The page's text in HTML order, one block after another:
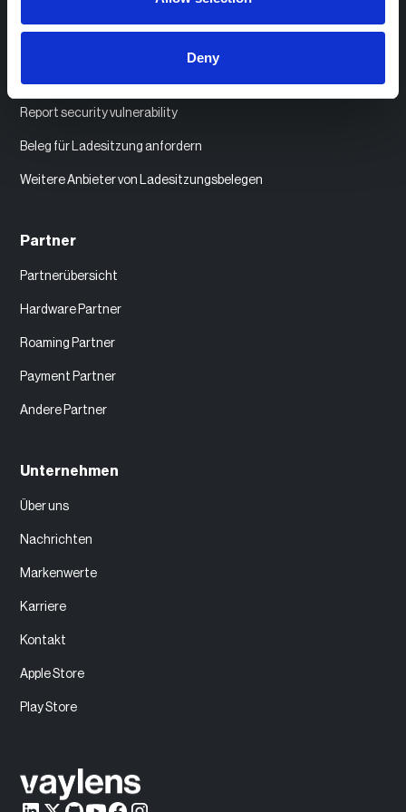
Deny
API Dokumentation
Report security vulnerability
Beleg für Ladesitzung anfordern
Weitere Anbieter von Ladesitzungsbelegen
Partner
Partnerübersicht
Hardware Partner
Roaming Partner
Payment Partner
Andere Partner
Unternehmen
Über uns
Nachrichten
Markenwerte
Karriere
Kontakt
Apple Store
Play Store